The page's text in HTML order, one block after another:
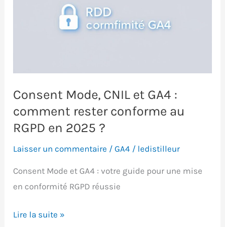
Consent Mode, CNIL et GA4 :
comment rester conforme au
RGPD en 2025 ?
Laisser un commentaire /GA4 / ledistilleur
Consent Mode et GA4 : votre guide pour une mise
en conformité RGPD réussie
Consent
Lire la suite »